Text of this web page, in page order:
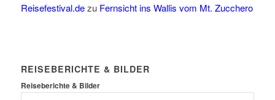
Reisefestival.dezu Fernsicht ins Wallis vom Mt. Zucchero
REISEBERICHTE & BILDER
Reiseberichte & Bilder